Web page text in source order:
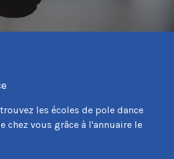
les écoles de pole dance
chez vous grâce à l'annuaire le